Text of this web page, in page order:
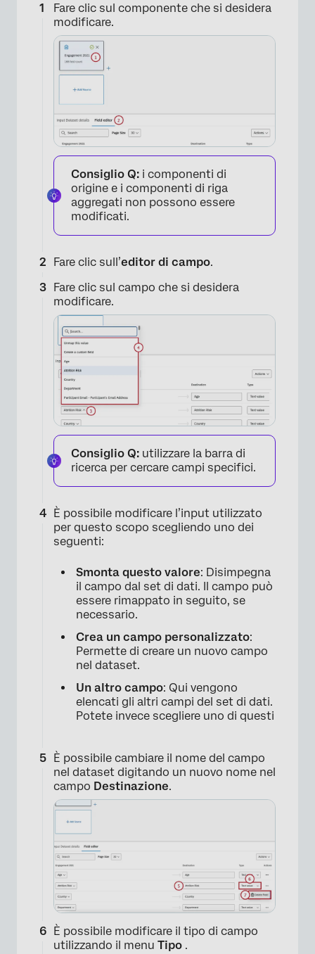
Fare clic sul componente che si desidera
modificare.
Consiglio Q: i componenti di
origine e i componenti di riga
aggregati non possono essere
modificati.
Fare clic sull’editor di campo.
Fare clic sul campo che si desidera
modificare.
Consiglio Q: utilizzare la barra di
ricerca per cercare campi specifici.
È possibile modificare l’input utilizzato
per questo scopo scegliendo uno dei
seguenti:
Smonta questo valore: Disimpegna
il campo dal set di dati. Il campo può
essere rimappato in seguito, se
necessario.
Crea un campo personalizzato:
Permette di creare un nuovo campo
nel dataset.
Un altro campo: Qui vengono
elencati gli altri campi del set di dati.
Potete invece scegliere uno di questi
È possibile cambiare il nome del campo
nel dataset digitando un nuovo nome nel
campo Destinazione.
È possibile modificare il tipo di campo
utilizzando il menu Tipo .